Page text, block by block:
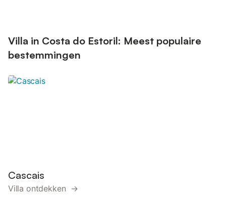
Villa in Costa do Estoril: Meest populaire
bestemmingen
Cascais
Villa ontdekken →